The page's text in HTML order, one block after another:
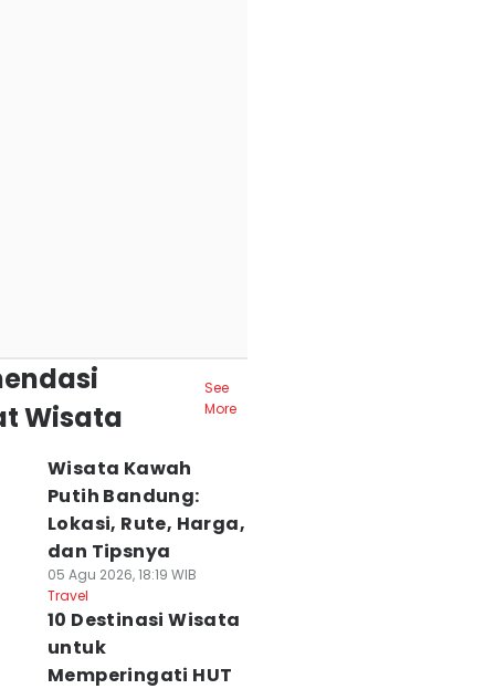
Wisata
See
More
Wisata Kawah
Putih Bandung:
Lokasi, Rute, Harga,
dan Tipsnya
05 Agu 2026, 18:19 WIB
Travel
10 Destinasi Wisata
untuk
Memperingati HUT